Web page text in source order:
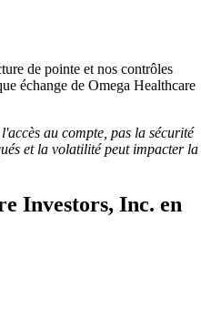
de pointe et nos contrôles
échange de Omega Healthcare
au compte, pas la sécurité
et la volatilité peut impacter la
Investors, Inc. en